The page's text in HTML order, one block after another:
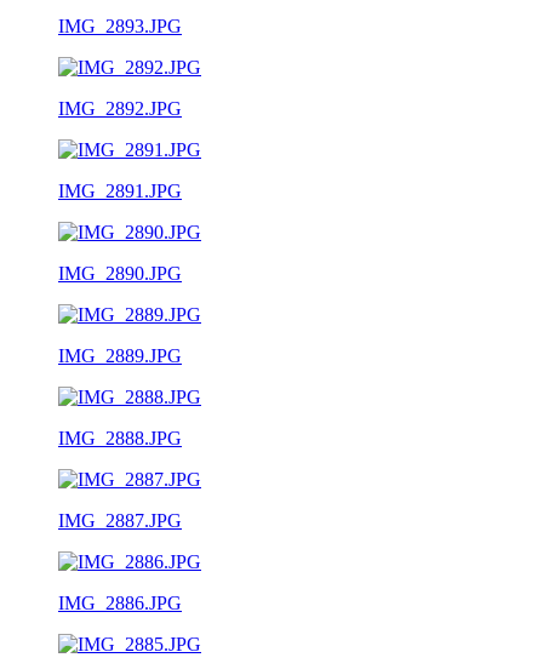
IMG_2893.JPG
IMG_2892.JPG
IMG_2891.JPG
IMG_2890.JPG
IMG_2889.JPG
IMG_2888.JPG
IMG_2887.JPG
IMG_2886.JPG